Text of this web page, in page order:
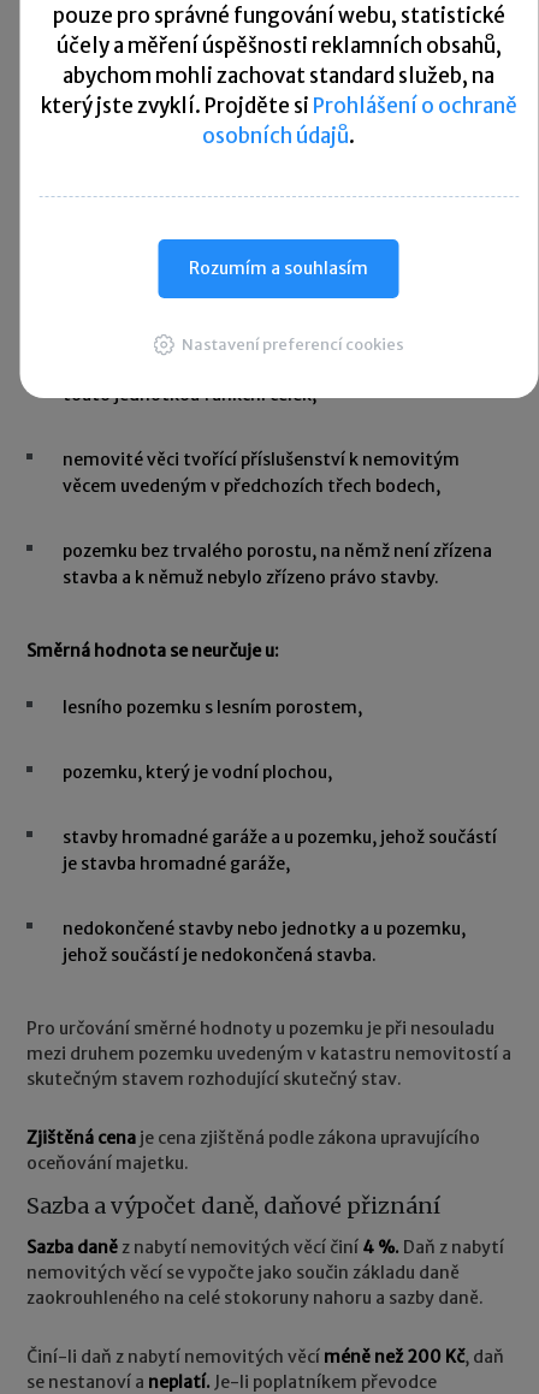
Směrná hodnota se určuje u:
pozemku, jehož součástí je stavba rodinného domu,
stavba pro rodinnou rekreaci nebo stavba garáže, a u
pozemku tvořícího s těmito stavbami funkční celek,
stavby rodinného domu, stavby pro rodinnou rekreaci
pozemku ani práva stavby, a u pozemku tvořícího
s těmito stavbami funkční celek,
jednotky, která nezahrnuje nebytový prostor jiný než
touto jednotkou funkční celek,
nemovité věci tvořící příslušenství k nemovitým
věcem uvedeným v předchozích třech bodech,
pozemku bez trvalého porostu, na němž není zřízena
stavba a k němuž nebylo zřízeno právo stavby.
Směrná hodnota se neurčuje u:
lesního pozemku s lesním porostem,
pozemku, který je vodní plochou,
stavby hromadné garáže a u pozemku, jehož součástí
je stavba hromadné garáže,
nedokončené stavby nebo jednotky a u pozemku,
jehož součástí je nedokončená stavba.
Pro určování směrné hodnoty u pozemku je při nesouladu
mezi druhem pozemku uvedeným v katastru nemovitostí a
skutečným stavem rozhodující skutečný stav.
Zjištěná cena je cena zjištěná podle zákona upravujícího
oceňování majetku.
Sazba a výpočet daně, daňové přiznání
Sazba daněz nabytí nemovitých věcí činí 4 %. Daň z nabytí
nemovitých věcí se vypočte jako součin základu daně
zaokrouhleného na celé stokoruny nahoru a sazby daně.
Činí-li daň z nabytí nemovitých věcí méně než 200 Kč, daň
se nestanoví a neplatí. Je-li poplatníkem převodce
pouze pro správné fungování webu, statistické
účely a měření úspěšnosti reklamních obsahů,
abychom mohli zachovat standard služeb, na
který jste zvyklí. Projděte si Prohlášení o ochraně
osobních údajů.
Rozumím a souhlasím
Nastavení preferencí cookies